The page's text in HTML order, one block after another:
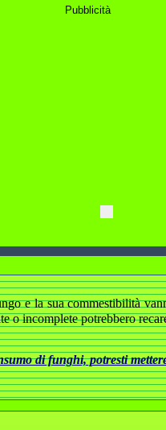
Pubblicità
e la sua commestibilità
o incomplete potrebbero
di funghi, potresti